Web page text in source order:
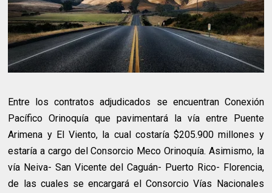
Entre los contratos adjudicados se encuentran Conexión
Pacífico Orinoquía que pavimentará la vía entre Puente
Arimena y El Viento, la cual costaría $205.900 millones y
estaría a cargo del Consorcio Meco Orinoquía. Asimismo, la
vía Neiva- San Vicente del Caguán- Puerto Rico- Florencia,
de las cuales se encargará el Consorcio Vías Nacionales